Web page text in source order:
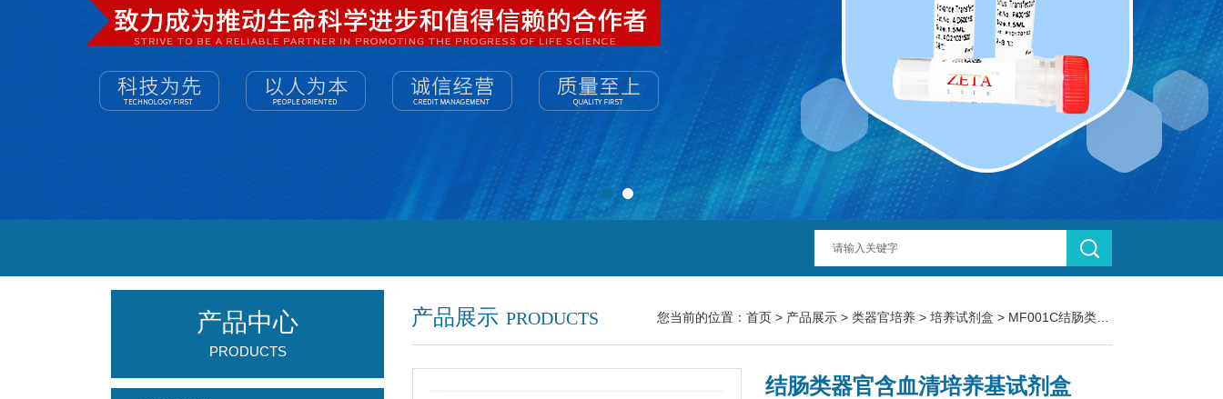
产品展示 PRODUCTS 您当前的位置： 首页 > 产品展示 > 类器官培养 > 培养试剂盒 > MF001C结肠类器官含血清培养基试剂盒（鼠）
结肠类器官含血清培养基试剂盒
产品中心
PRODUCTS